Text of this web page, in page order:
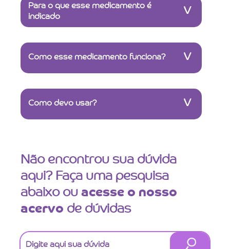
Para o que esse medicamento é
indicado
V
Como esse medicamento funciona? V
Como devo usar? V
Não encontrou sua dúvida
aqui? Faça uma pesquisa
abaixo ou acesse o nosso
acervo de dúvidas